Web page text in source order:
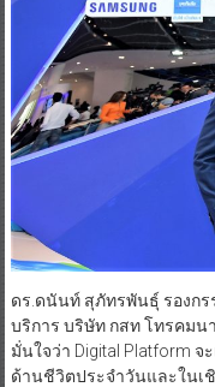
ดร.ดนันท์ สุภัทรพันธุ์ รองก
บริการ บริษัท กสท โทรคมน
มั่นใจว่า Digital Platform
ด้านชีวิตประจำวันและในเ